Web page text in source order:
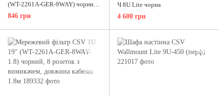
(WT-2261A-GER-9WAY) чорний,
9 розеток без вимикача, довжина
кабелю 1.8м
846 грн
Ч 8U Lite чорна
4 600 грн